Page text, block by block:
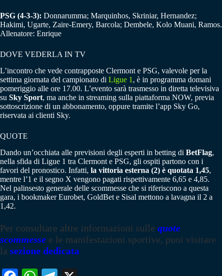
PSG (4-3-3): Donnarumma; Marquinhos, Skriniar, Hernandez;
Hakimi, Ugarte, Zaire-Emery, Barcola; Dembele, Kolo Muani, Ramos.
Allenatore: Enrique
DOVE VEDERLA IN TV
L’incontro che vede contrapposte Clermont e PSG, valevole per la
settima giornata del campionato di Ligue 1 , è in programma domani
pomeriggio alle ore 17.00. L’evento sarà trasmesso in diretta televisiva
su Sky Sport, ma anche in streaming sulla piattaforma NOW, previa
sottoscrizione di un abbonamento, oppure tramite l’app Sky Go,
riservata ai clienti Sky.
QUOTE
Dando un’occhiata alle previsioni degli esperti in betting di BetFlag,
nella sfida di Ligue 1 tra Clermont e PSG, gli ospiti partono con i
favori del pronostico. Infatti, la vittoria esterna (2) è quotata 1,45,
mentre l’1 e il segno X vengono pagati rispettivamente 6,65 e 4,85.
Nel palinsesto generale delle scommesse che si riferiscono a questa
gara, i bookmaker Eurobet, GoldBet e Sisal mettono a lavagna il 2 a
1,42.
Per consultare altre informazioni sulle quote
scommesse e le manifestazioni sportive, puoi visitare
la sezione dedicata